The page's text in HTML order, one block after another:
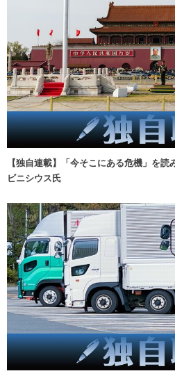
【独自連載】「今そこにある危機」を
ビニシウス氏